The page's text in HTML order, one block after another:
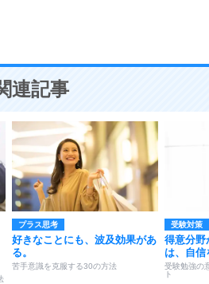
切。
連記事
プラス思考
好きなことにも、波及効果があ
る。
苦手意識を克服する30の方法
受験対策
得意分野
は、自信
受験勉強の
ト